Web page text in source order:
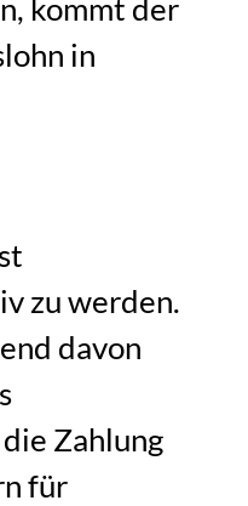
kommt der
in
zu werden.
davon
Zahlung
für